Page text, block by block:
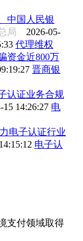
中国人民银
局 2026-05-
代理维权
资金近800万
晋商银
认证业务合规
15 14:26:27 电
电子认证行业
电子认
支付领域取得